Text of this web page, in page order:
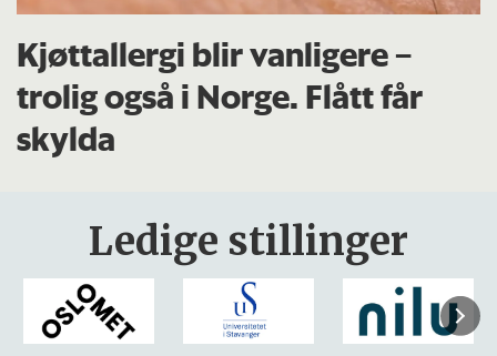
Kjøttallergi blir vanligere –
trolig også i Norge. Flått får
skylda
Ledige stillinger